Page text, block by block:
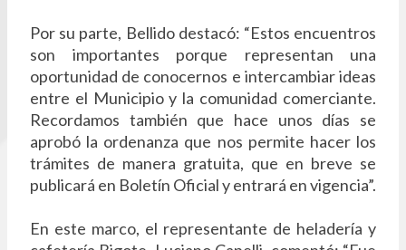
Por su parte, Bellido destacó: “Estos encuentros
son importantes porque representan una
oportunidad de conocernos e intercambiar ideas
entre el Municipio y la comunidad comerciante.
Recordamos también que hace unos días se
aprobó la ordenanza que nos permite hacer los
trámites de manera gratuita, que en breve se
publicará en Boletín Oficial y entrará en vigencia”.
En este marco, el representante de heladería y